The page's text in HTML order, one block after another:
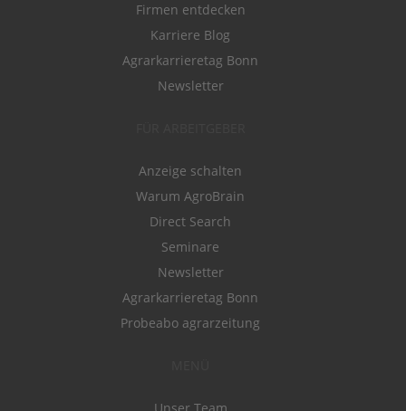
Firmen entdecken
Karriere Blog
Agrarkarrieretag Bonn
Newsletter
Anzeige schalten
Warum AgroBrain
Direct Search
Seminare
Newsletter
Agrarkarrieretag Bonn
Probeabo agrarzeitung